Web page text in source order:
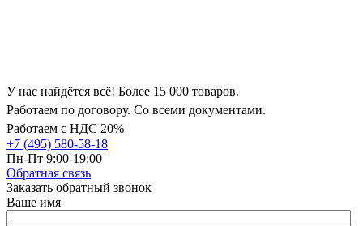
У нас найдётся всё! Более 15 000 товаров.
Работаем по договору. Со всеми документами.
Работаем с НДС 20%
+7 (495) 580-58-18
Пн-Пт 9:00-19:00
Обратная связь
Заказать обратный звонок
Ваше имя